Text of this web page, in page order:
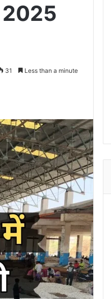
2025
31 Less than a minute